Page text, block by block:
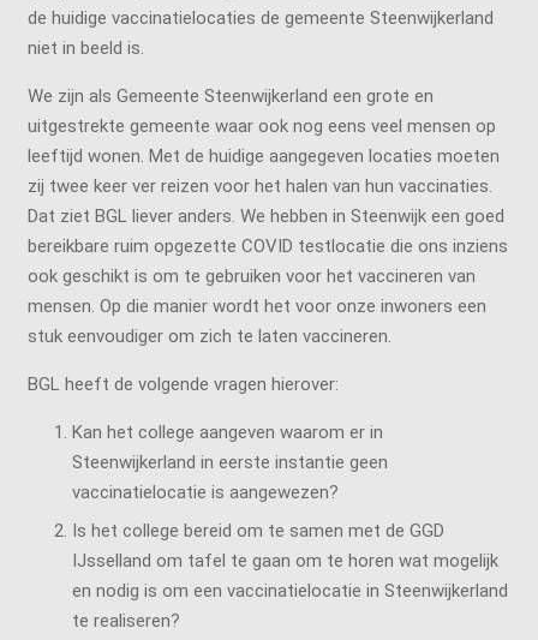
de huidige vaccinatielocaties de gemeente Steenwijkerland
niet in beeld is.
We zijn als Gemeente Steenwijkerland een grote en
uitgestrekte gemeente waar ook nog eens veel mensen op
leeftijd wonen. Met de huidige aangegeven locaties moeten
zij twee keer ver reizen voor het halen van hun vaccinaties.
Dat ziet BGL liever anders. We hebben in Steenwijk een goed
bereikbare ruim opgezette COVID testlocatie die ons inziens
ook geschikt is om te gebruiken voor het vaccineren van
mensen. Op die manier wordt het voor onze inwoners een
stuk eenvoudiger om zich te laten vaccineren.
BGL heeft de volgende vragen hierover:
Kan het college aangeven waarom er in
Steenwijkerland in eerste instantie geen
vaccinatielocatie is aangewezen?
Is het college bereid om te samen met de GGD
IJsselland om tafel te gaan om te horen wat mogelijk
en nodig is om een vaccinatielocatie in Steenwijkerland
te realiseren?